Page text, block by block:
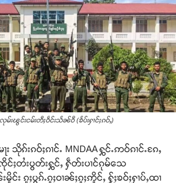
ၽွင်းငမ်းတီႈဝဵင်းသႅၼ်ဝီ (ၶႅပ်းႁၢင်ႈၵဝ်ႇ)
ၵ်းၵဝ်ႈၵၢင်ႉ MNDAA ႁွင်ႉဢဝ်ၵၢင်ႉၵႄႇ
ႈတႆးပွတ်းႁွင်ႇ ႁဵတ်းပၢင်ၵုမ်သေ
း ၵူႈပွၵ်ႉၵူႈဝၢၼ်ႈၵူႈဢိူင်ႇ ႁႂ်ႈၶဝ်ႈႁၢပ်ႇထၢ